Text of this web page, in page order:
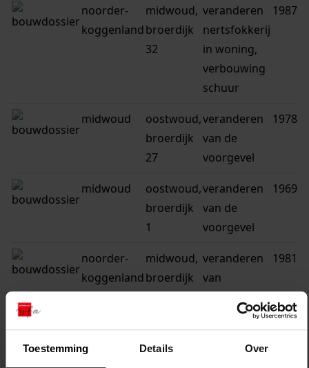
Toestemming Details Over
noorder-
koggenland
midwoud,
broerdijk
32
veranderen
nertsfokkerij
in woning,
verbouwing
schuur
1987
midwoud
oostwoud,
broerdijk
27
veranderen
van de
voorgevel
1978
midwoud
oostwoud,
broerdijk
1
veranderen
van de
voorgevel
1969
noorder-
koggenland
midwoud,
broerdijk
16
veranderen
van
raampartij
1981
noorder-
koggenland
oostwoud,
broerdijk
veranderen
van woning
1984